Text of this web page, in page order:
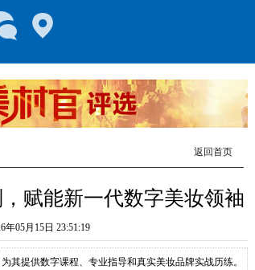
返回首页
赋能新一代数字美妆领袖
05月15日 23:51:19
其提供数字课程、专业指导和真实美妆品牌实战历练。